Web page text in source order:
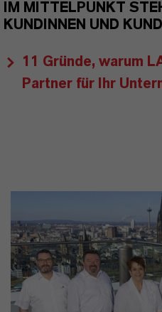
IM MITTELPUNKT
KUNDINNEN UND
11 Gründe, warum
Partner für Ihr